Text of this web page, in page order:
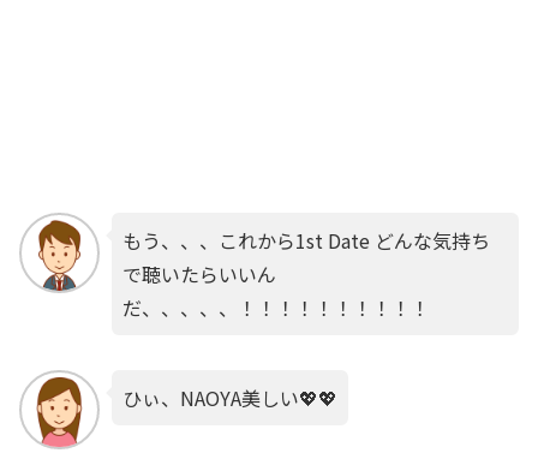
もう、、、これから1st Date どんな気持ち
で聴いたらいいん
だ、、、、、！！！！！！！！！！
ひぃ、NAOYA美しい💖💖